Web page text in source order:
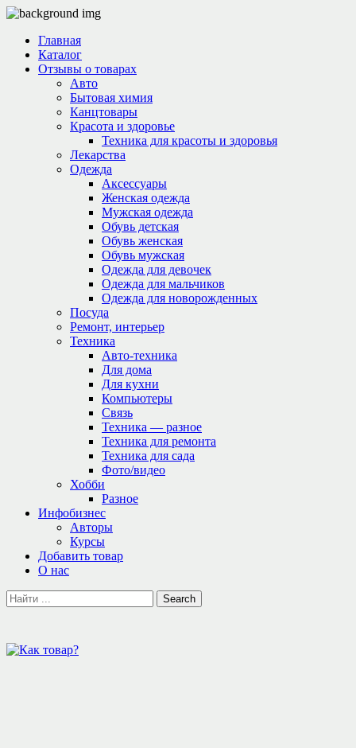
Главная
Каталог
Отзывы о товарах
Авто
Бытовая химия
Канцтовары
Красота и здоровье
Техника для красоты и здоровья
Лекарства
Одежда
Аксессуары
Женская одежда
Мужская одежда
Обувь детская
Обувь женская
Обувь мужская
Одежда для девочек
Одежда для мальчиков
Одежда для новорожденных
Посуда
Ремонт, интерьер
Техника
Авто-техника
Для дома
Для кухни
Компьютеры
Связь
Техника — разное
Техника для ремонта
Техника для сада
Фото/видео
Хобби
Разное
Инфобизнес
Авторы
Курсы
Добавить товар
О нас